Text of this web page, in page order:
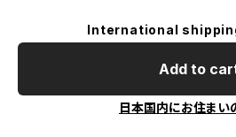
International
Add to
日本国内にお住まい